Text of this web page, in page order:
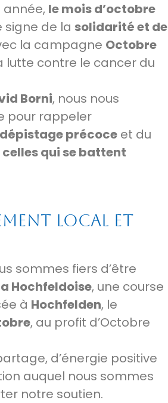
le mois d’octobre
signe de la solidarité et de
la campagne Octobre
lutte contre le cancer du
Borni, nous nous
pour rappeler
dépistage précoce et du
qui se battent
local et
sommes fiers d’être
Hochfeldoise, une course
à Hochfelden, le
, au profit d’Octobre
d’énergie positive
auquel nous sommes
notre soutien.